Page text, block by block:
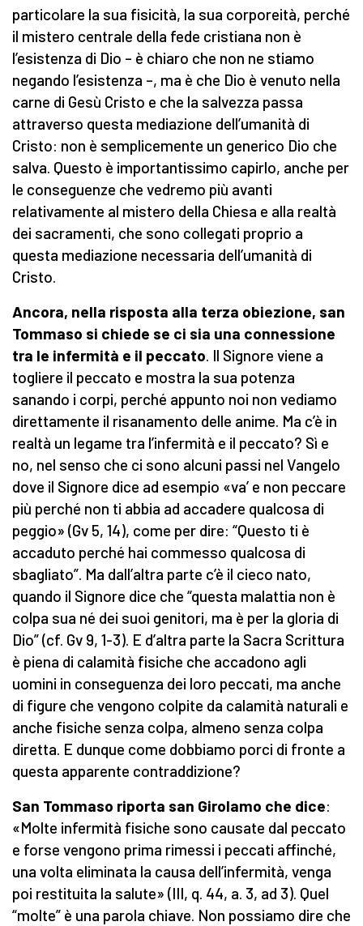
particolare la sua fisicità, la sua corporeità, perché
il mistero centrale della fede cristiana non è
l’esistenza di Dio – è chiaro che non ne stiamo
negando l’esistenza –, ma è che Dio è venuto nella
carne di Gesù Cristo e che la salvezza passa
attraverso questa mediazione dell’umanità di
Cristo: non è semplicemente un generico Dio che
salva. Questo è importantissimo capirlo, anche per
le conseguenze che vedremo più avanti
relativamente al mistero della Chiesa e alla realtà
dei sacramenti, che sono collegati proprio a
questa mediazione necessaria dell’umanità di
Cristo.
Ancora, nella risposta alla terza obiezione, san
Tommaso si chiede se ci sia una connessione
tra le infermità e il peccato. Il Signore viene a
togliere il peccato e mostra la sua potenza
sanando i corpi, perché appunto noi non vediamo
direttamente il risanamento delle anime. Ma c’è in
realtà un legame tra l’infermità e il peccato? Sì e
no, nel senso che ci sono alcuni passi nel Vangelo
dove il Signore dice ad esempio «va’ e non peccare
più perché non ti abbia ad accadere qualcosa di
peggio» (Gv 5, 14), come per dire: “Questo ti è
accaduto perché hai commesso qualcosa di
sbagliato”. Ma dall’altra parte c’è il cieco nato,
quando il Signore dice che “questa malattia non è
colpa sua né dei suoi genitori, ma è per la gloria di
Dio” (cf. Gv 9, 1-3). E d’altra parte la Sacra Scrittura
è piena di calamità fisiche che accadono agli
uomini in conseguenza dei loro peccati, ma anche
di figure che vengono colpite da calamità naturali e
anche fisiche senza colpa, almeno senza colpa
diretta. E dunque come dobbiamo porci di fronte a
questa apparente contraddizione?
San Tommaso riporta san Girolamo che dice:
«Molte infermità fisiche sono causate dal peccato
e forse vengono prima rimessi i peccati affinché,
una volta eliminata la causa dell’infermità, venga
poi restituita la salute» (III, q. 44, a. 3, ad 3). Quel
“molte” è una parola chiave. Non possiamo dire che